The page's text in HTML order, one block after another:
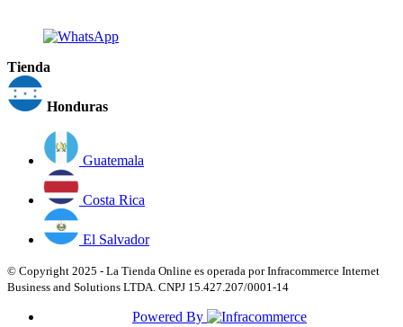
Tienda
Honduras
Guatemala
Costa Rica
El Salvador
© Copyright 2025 - La Tienda Online es operada por Infracommerce Internet
Business and Solutions LTDA. CNPJ 15.427.207/0001-14
Powered By